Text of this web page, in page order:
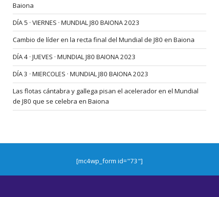
Baiona
DÍA 5 · VIERNES · MUNDIAL J80 BAIONA 2023
Cambio de líder en la recta final del Mundial de J80 en Baiona
DÍA 4 · JUEVES · MUNDIAL J80 BAIONA 2023
DÍA 3 · MIERCOLES · MUNDIAL J80 BAIONA 2023
Las flotas cántabra y gallega pisan el acelerador en el Mundial
de J80 que se celebra en Baiona
[mc4wp_form id="73"]